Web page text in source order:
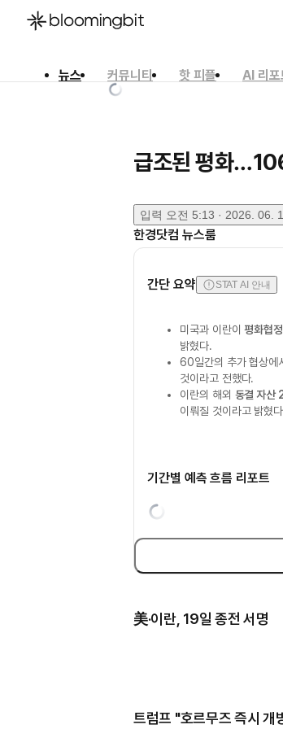
뉴스 커뮤니티 핫 피플 AI 리포
급조된 평화
입력 오전 5:13 · 2026. 06.
한경닷컴 뉴스룸
간단 요약 STAT AI 안내
미국과 이란이평화협정
밝혔다.
60일간의 추가 협상에
것이라고 전했다.
이란의 해외 동결 자산
이뤄질 것이라고 밝혔
기간별 예측 흐름 리포트
美·이란, 19일 종전 서명
트럼프 "호르무즈 즉시 개